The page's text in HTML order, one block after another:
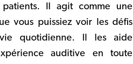
Il agit comme une
vous puissiez voir les défis
quotidienne. Il les aide
auditive en toute